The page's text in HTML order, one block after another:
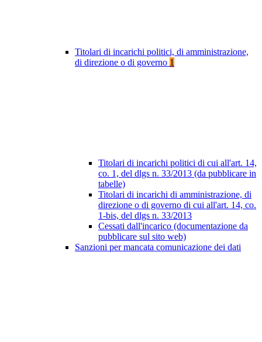
Titolari di incarichi politici, di amministrazione,
di direzione o di governo 1
Titolari di incarichi politici di cui all'art. 14,
co. 1, del dlgs n. 33/2013 (da pubblicare in
tabelle)
Titolari di incarichi di amministrazione, di
direzione o di governo di cui all'art. 14, co.
1-bis, del dlgs n. 33/2013
Cessati dall'incarico (documentazione da
pubblicare sul sito web)
Sanzioni per mancata comunicazione dei dati